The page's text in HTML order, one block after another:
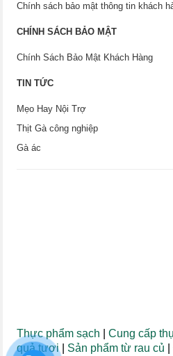
Chính sách bảo mật thông tin khách
CHÍNH SÁCH BẢO MẬT
Chính Sách Bảo Mật Khách Hàng
TIN TỨC
Mẹo Hay Nội Trợ
Thịt Gà công nghiệp
Gà ác
Thực phẩm sạch |Cung cấp
quả tươi| Sản phẩm từ rau củ |